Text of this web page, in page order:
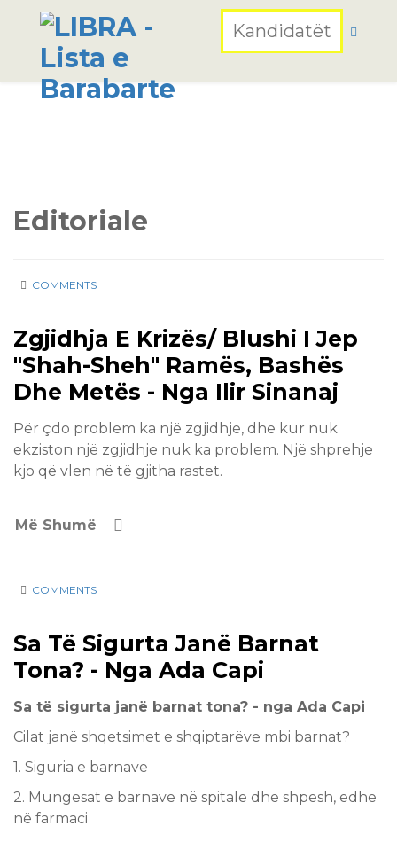
Kandidatët
Editoriale
2017
COMMENTS
Zgjidhja E Krizës/ Blushi I Jep
"shah-Sheh" Ramës, Bashës
Dhe Metës - Nga Ilir Sinanaj
Për çdo problem ka një zgjidhje, dhe kur nuk
ekziston një zgjidhje nuk ka problem. Një shprehje
kjo që vlen në të gjitha rastet.
Më Shumë
2017
COMMENTS
Sa Të Sigurta Janë Barnat
Tona? - Nga Ada Capi
Sa të sigurta janë barnat tona? - nga Ada Capi
Cilat janё shqetsimet e shqiptarёve mbi barnat?
1. Siguria e barnave
2. Mungesat e barnave nё spitale dhe shpesh, edhe
nё farmaci